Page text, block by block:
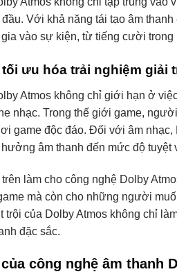
Với khả năng tái tạo âm
vào sự kiện, từ tiếng cười
ưu hóa trải nghiệm giải
Atmos không chỉ giới hạn ở
nhạc. Trong thế giới game,
game độc đáo. Đối với âm
âm thanh đến mức độ tuyệt
làm cho công nghệ Dolby
mà còn cho những người
trội của Dolby Atmos không chỉ
đặc sắc.
công nghệ âm thanh